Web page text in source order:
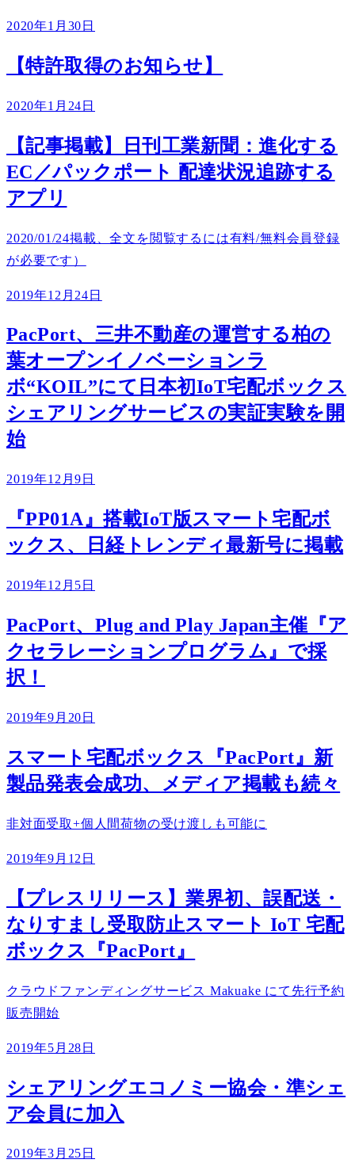
2020年1月30日
【特許取得のお知らせ】
2020年1月24日
【記事掲載】日刊工業新聞：進化する
EC／パックポート 配達状況追跡する
アプリ
2020/01/24掲載、全文を閲覧するには有料/無料会員登録
が必要です）
2019年12月24日
PacPort、三井不動産の運営する柏の
葉オープンイノベーションラ
ボ“KOIL”にて日本初IoT宅配ボックス
シェアリングサービスの実証実験を開
始
2019年12月9日
『PP01A』搭載IoT版スマート宅配ボ
ックス、日経トレンディ最新号に掲載
2019年12月5日
PacPort、Plug and Play Japan主催『ア
クセラレーションプログラム』で採
択！
2019年9月20日
スマート宅配ボックス『PacPort』新
製品発表会成功、メディア掲載も続々
非対面受取+個人間荷物の受け渡しも可能に
2019年9月12日
【プレスリリース】業界初、誤配送・
なりすまし受取防止スマート IoT 宅配
ボックス『PacPort』
クラウドファンディングサービス Makuake にて先行予約
販売開始
2019年5月28日
シェアリングエコノミー協会・準シェ
ア会員に加入
2019年3月25日